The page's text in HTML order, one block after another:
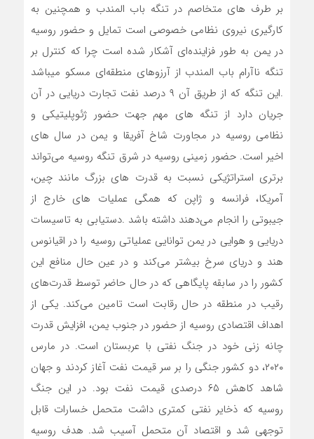
بر طرف های متخاصم در تنگه باب المندب و همچنین به
کارگیری نیروی نظامی خصوصی است تمایل و حضور روسیه
در یمن به طور فزاینده‌ای آشکار شده است چرا که کنترل بر
تنگه ناآرام باب المندب از آرزوهای منطقه‌ای مسکو میباشد
.این تنگه که از طریق آن ۹ درصد نفت تجارت دریایی در آن
جریان دارد از تنگه های مهم جهت حضور ژئوپلیتیکی و
نظامی روسیه در مجاورت شاخ آفریقا و یمن در سال های
اخیر است. حضور زمینی روسیه در شرق تنگه روسیه می‌تواند
برتری استراتژیکی نسبت به قدرت های بزرگ مانند چین،
آمریکا، فرانسه و ژاپن که همگی عملیات های خارج از
جیبوتی را انجام می‌دهند داشته باشد .دستیابی به تاسیسات
دریایی و هوایی در یمن توانایی عملیاتی روسیه را در اقیانوس
هند و دریای سرخ بیشتر می‌کند و در عین حال منافع این
کشور را در سابقه پایگاهی که در حال حاضر توسط قدرت‌های
رقیب در منطقه در حال رقابت است تامین می‌کند. یکی از
اهداف اقتصادی روسیه از حضور در جنوب یمن، افزایش قدرت
چانه زنی خود در جنگ نفتی با عربستان است. در مارس
۲۰۲۰، دو کشور جنگی را بر سر قیمت نفت آغاز کردند و جهان
شاهد کاهش ۶۵ درصدی قیمت نفت بود. در این جنگ
روسیه که ذخایر نفتی کمتری داشت متحمل خسارات قابل
توجهی شد و اقتصاد آن متحمل آسیب شد. هدف روسیه